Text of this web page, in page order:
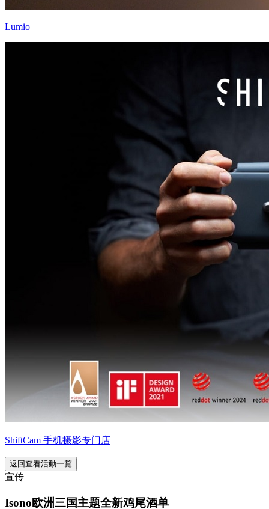
Lumio
ShiftCam 手机摄影专门店
返回查看活動一覧
宣传
Isono欧洲三国主题全新鸡尾酒单